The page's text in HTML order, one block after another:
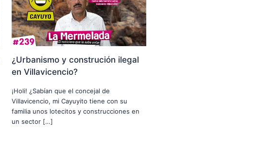
¿Urbanismo y construción ilegal
en Villavicencio?
¡Holi! ¿Sabían que el concejal de
Villavicencio, mi Cayuyito tiene con su
familia unos lotecitos y construcciones en
un sector […]